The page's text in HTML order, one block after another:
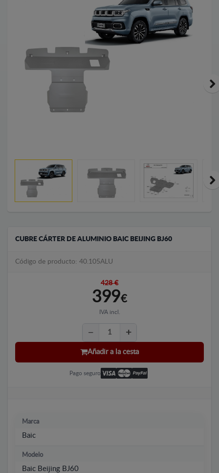
CUBRE CÁRTER DE ALUMINIO BAIC BEIJING BJ60
Código de producto: 40.105ALU
428 €
399€
IVA incl.
Añadir a la cesta
Pago seguro
Marca
Baic
Modelo
Baic Beijing BJ60